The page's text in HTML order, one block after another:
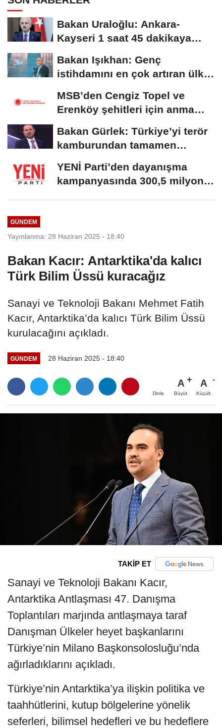
Bakan Uraloğlu: Ankara-
Kayseri 1 saat 45 dakikaya
Bakan Işıkhan: Genç
istihdamını en çok artıran ülke
MSB’den Cengiz Topel ve
Erenköy şehitleri için anma
Bakan Gürlek: Türkiye’yi terör
kamburundan tamamen
kurtaracak adımları...
YENİ Parti’den dayanışma
kampanyasında 300,5 milyon
GÜNDEM
Yayınlanma: 28 Haziran 2025 - 18:40
Bakan Kacır: Antarktika'da kalıcı
Türk Bilim Üssü kuracağız
Sanayi ve Teknoloji Bakanı Mehmet Fatih
Kacır, Antarktika’da kalıcı Türk Bilim Üssü
kurulacağını açıkladı.
GÜNDEM 28 Haziran 2025 - 18:40
Dinle
A
Büyüt
A
Küçült
TAKİP ET
Sanayi ve Teknoloji Bakanı Kacır,
Antarktika Antlaşması 47. Danışma
Toplantıları marjında antlaşmaya taraf
Danışman Ülkeler heyet başkanlarını
Türkiye’nin Milano Başkonsolosluğu’nda
ağırladıklarını açıkladı.
Türkiye’nin Antarktika’ya ilişkin politika ve
taahhütlerini, kutup bölgelerine yönelik
seferleri, bilimsel hedefleri ve bu hedeflere